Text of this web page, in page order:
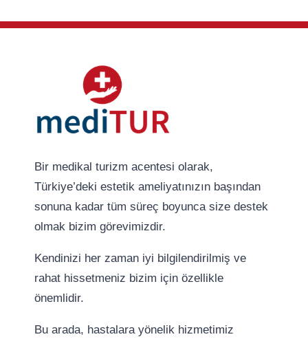
Bir medikal turizm acentesi olarak,
Türkiye’deki estetik ameliyatınızın başından
sonuna kadar tüm süreç boyunca size destek
olmak bizim görevimizdir.
Kendinizi her zaman iyi bilgilendirilmiş ve
rahat hissetmeniz bizim için özellikle
önemlidir.
Bu arada, hastalara yönelik hizmetimiz